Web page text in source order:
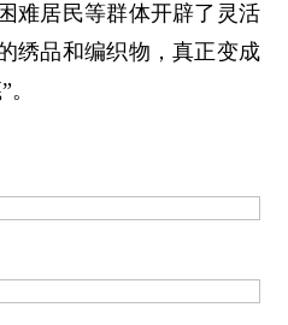
难居民等群体开辟了灵活
绣品和编织物，真正变成